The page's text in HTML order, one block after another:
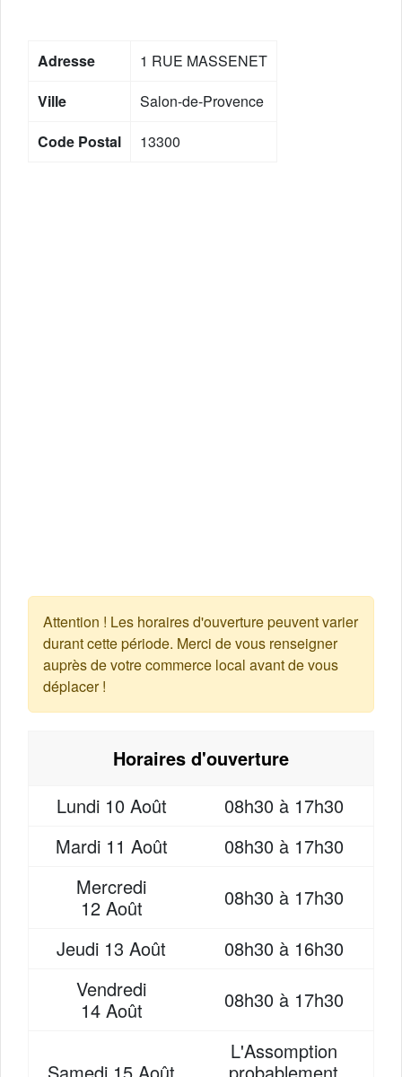
Adresse
1 RUE MASSENET
Ville
Salon-de-Provence
Code Postal
13300
Attention ! Les horaires d'ouverture peuvent varier
durant cette période. Merci de vous renseigner
auprès de votre commerce local avant de vous
déplacer !
Horaires d'ouverture
Lundi 10 Août
08h30 à 17h30
Mardi 11 Août
08h30 à 17h30
Mercredi
12 Août
08h30 à 17h30
Jeudi 13 Août
08h30 à 16h30
Vendredi
14 Août
08h30 à 17h30
L'Assomption